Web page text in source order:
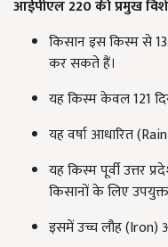
आईपीएल 220 की प्रमुख
किसान इस किस्म से
कर सकते हैं।
यह किस्म केवल 121
यह वर्षा आधारित
यह किस्म पूर्वी उत्तर
किसानों के लिए
इसमें उच्च लौह (Iron)